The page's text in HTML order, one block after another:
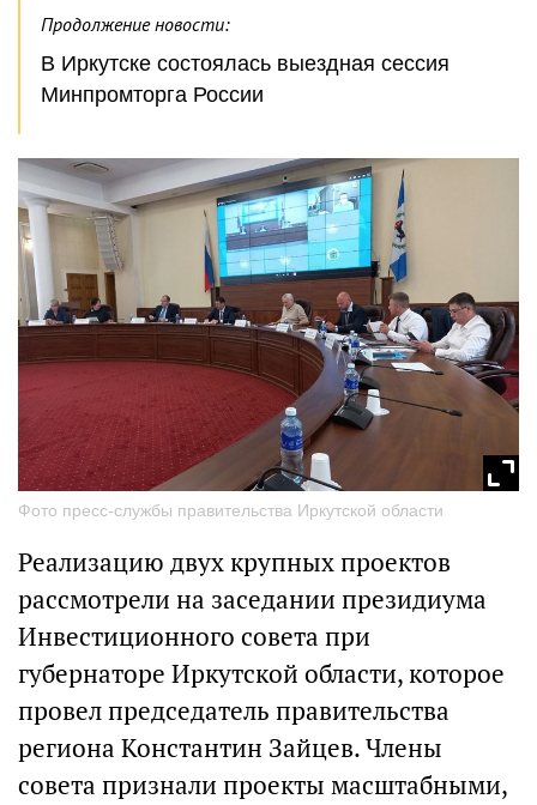
Продолжение новости:
В Иркутске состоялась выездная сессия
Минпромторга России
Фото пресс-службы правительства Иркутской области
Реализацию двух крупных проектов
рассмотрели на заседании президиума
Инвестиционного совета при
губернаторе Иркутской области, которое
провел председатель правительства
региона Константин Зайцев. Члены
совета признали проекты масштабными,